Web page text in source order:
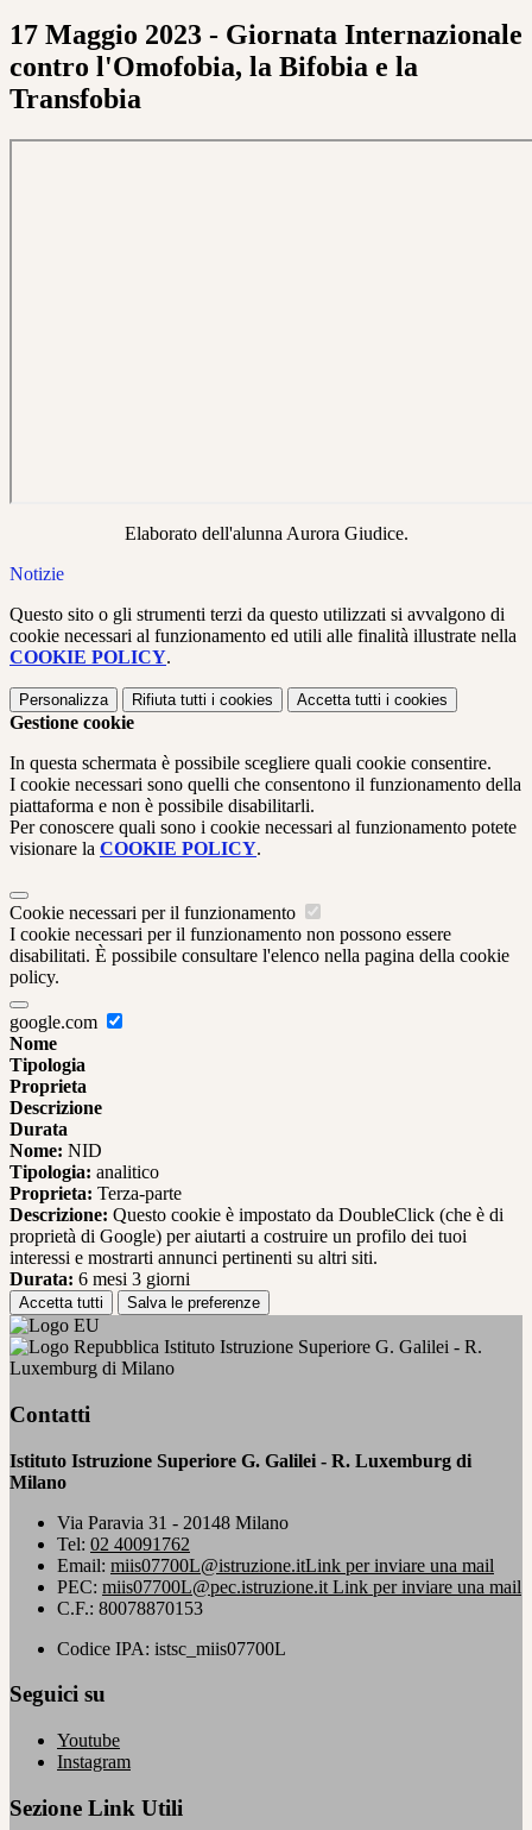
17 Maggio 2023 - Giornata Internazionale
contro l'Omofobia, la Bifobia e la
Transfobia
Elaborato dell'alunna Aurora Giudice.
Notizie
Questo sito o gli strumenti terzi da questo utilizzati si avvalgono di
cookie necessari al funzionamento ed utili alle finalità illustrate nella
COOKIE POLICY.
Personalizza Rifiuta tutti i cookies Accetta tutti i cookies
Gestione cookie
In questa schermata è possibile scegliere quali cookie consentire.
I cookie necessari sono quelli che consentono il funzionamento della
piattaforma e non è possibile disabilitarli.
Per conoscere quali sono i cookie necessari al funzionamento potete
visionare la COOKIE POLICY.
Cookie necessari per il funzionamento
I cookie necessari per il funzionamento non possono essere
disabilitati. È possibile consultare l'elenco nella pagina della cookie
policy.
google.com
Nome
Tipologia
Proprieta
Descrizione
Durata
Nome: NID
Tipologia: analitico
Proprieta: Terza-parte
Descrizione: Questo cookie è impostato da DoubleClick (che è di
proprietà di Google) per aiutarti a costruire un profilo dei tuoi
interessi e mostrarti annunci pertinenti su altri siti.
Durata: 6 mesi 3 giorni
Accetta tutti Salva le preferenze
Istituto Istruzione Superiore G. Galilei - R.
Luxemburg di Milano
Contatti
Istituto Istruzione Superiore G. Galilei - R. Luxemburg di
Milano
Via Paravia 31 - 20148 Milano
Tel: 02 40091762
Email: miis07700L@istruzione.itLink per inviare una mail
PEC: miis07700L@pec.istruzione.it Link per inviare una mail
C.F.: 80078870153
Codice IPA: istsc_miis07700L
Seguici su
Youtube
Instagram
Sezione Link Utili